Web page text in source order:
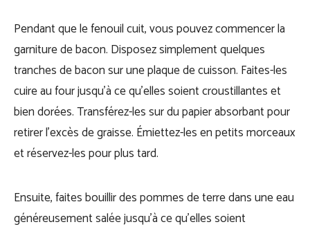
Pendant que le fenouil cuit, vous pouvez commencer la
garniture de bacon. Disposez simplement quelques
tranches de bacon sur une plaque de cuisson. Faites-les
cuire au four jusqu’à ce qu’elles soient croustillantes et
bien dorées. Transférez-les sur du papier absorbant pour
retirer l’excès de graisse. Émiettez-les en petits morceaux
et réservez-les pour plus tard.
Ensuite, faites bouillir des pommes de terre dans une eau
généreusement salée jusqu’à ce qu’elles soient